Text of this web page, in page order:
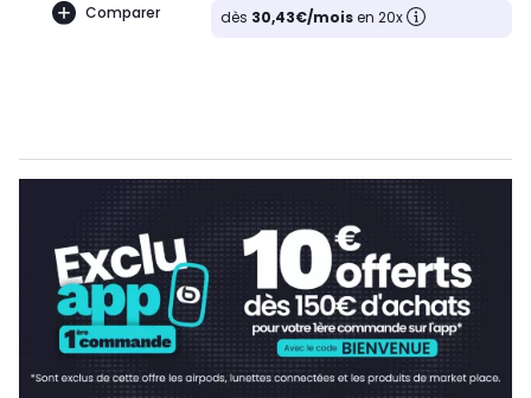
Comparer dès 30,43€/moisen 20x